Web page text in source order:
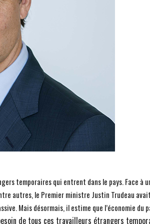
temporaires qui entrent dans le pays. Face à
autres, le Premier ministre Justin Trudeau
Mais désormais, il estime que l’économie du
de tous ces travailleurs étrangers